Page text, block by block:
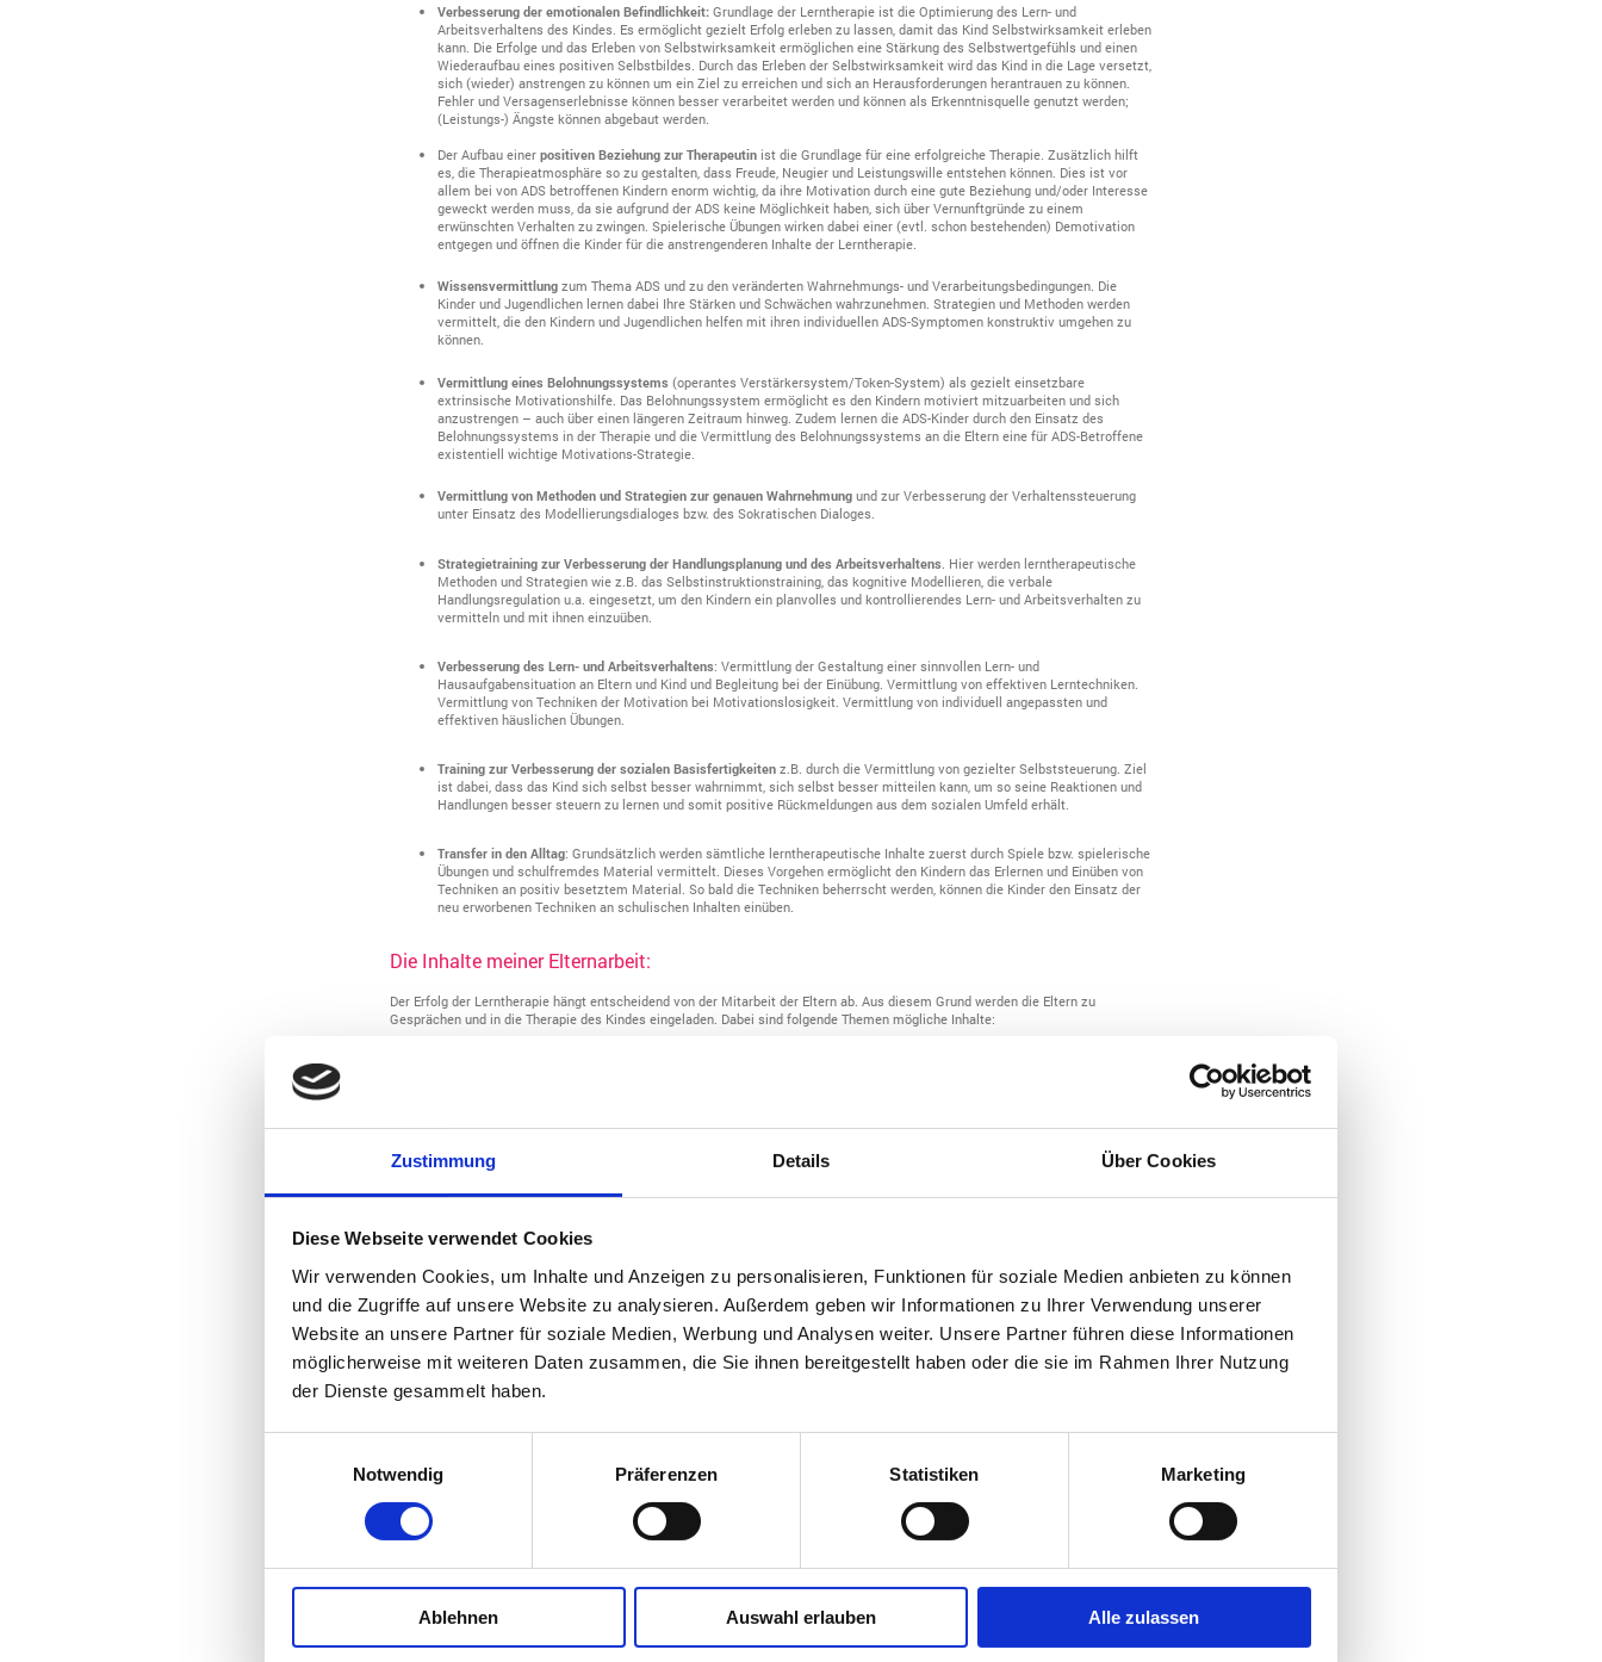
Zustimmung Details Über Cookies
Diese Webseite verwendet Cookies
Wir verwenden Cookies, um Inhalte und Anzeigen zu personalisieren, Funktionen für soziale Medien anbieten zu können
und die Zugriffe auf unsere Website zu analysieren. Außerdem geben wir Informationen zu Ihrer Verwendung unserer
Website an unsere Partner für soziale Medien, Werbung und Analysen weiter. Unsere Partner führen diese Informationen
möglicherweise mit weiteren Daten zusammen, die Sie ihnen bereitgestellt haben oder die sie im Rahmen Ihrer Nutzung
der Dienste gesammelt haben.
Notwendig
Präferenzen Statistiken Marketing
Ablehnen Auswahl erlauben Alle zulassen
Verbesserung der emotionalen Befindlichkeit:Grundlage der Lerntherapie ist die Optimierung des Lern- und
Arbeitsverhaltens des Kindes. Es ermöglicht gezielt Erfolg erleben zu lassen, damit das Kind Selbstwirksamkeit erleben
kann. Die Erfolge und das Erleben von Selbstwirksamkeit ermöglichen eine Stärkung des Selbstwertgefühls und einen
Wiederaufbau eines positiven Selbstbildes. Durch das Erleben der Selbstwirksamkeit wird das Kind in die Lage versetzt,
sich (wieder) anstrengen zu können um ein Ziel zu erreichen und sich an Herausforderungen herantrauen zu können.
Fehler und Versagenserlebnisse können besser verarbeitet werden und können als Erkenntnisquelle genutzt werden;
(Leistungs-) Ängste können abgebaut werden.
Der Aufbau einer positiven Beziehung zur Therapeutinist die Grundlage für eine erfolgreiche Therapie. Zusätzlich hilft
es, die Therapieatmosphäre so zu gestalten, dass Freude, Neugier und Leistungswille entstehen können. Dies ist vor
allem bei von ADS betroffenen Kindern enorm wichtig, da ihre Motivation durch eine gute Beziehung und/oder Interesse
geweckt werden muss, da sie aufgrund der ADS keine Möglichkeit haben, sich über Vernunftgründe zu einem
erwünschten Verhalten zu zwingen. Spielerische Übungen wirken dabei einer (evtl. schon bestehenden) Demotivation
entgegen und öffnen die Kinder für die anstrengenderen Inhalte der Lerntherapie.
Wissensvermittlungzum Thema ADS und zu den veränderten Wahrnehmungs- und Verarbeitungsbedingungen. Die
Kinder und Jugendlichen lernen dabei Ihre Stärken und Schwächen wahrzunehmen. Strategien und Methoden werden
vermittelt, die den Kindern und Jugendlichen helfen mit ihren individuellen ADS-Symptomen konstruktiv umgehen zu
können.
Vermittlung eines Belohnungssystems(operantes Verstärkersystem/Token-System) als gezielt einsetzbare
extrinsische Motivationshilfe. Das Belohnungssystem ermöglicht es den Kindern motiviert mitzuarbeiten und sich
anzustrengen – auch über einen längeren Zeitraum hinweg. Zudem lernen die ADS-Kinder durch den Einsatz des
Belohnungssystems in der Therapie und die Vermittlung des Belohnungssystems an die Eltern eine für ADS-Betroffene
existentiell wichtige Motivations-Strategie.
Vermittlung von Methoden und Strategien zur genauen Wahrnehmungund zur Verbesserung der Verhaltenssteuerung
unter Einsatz des Modellierungsdialoges bzw. des Sokratischen Dialoges.
Strategietraining zur Verbesserung der Handlungsplanung und des Arbeitsverhaltens. Hier werden lerntherapeutische
Methoden und Strategien wie z.B. das Selbstinstruktionstraining, das kognitive Modellieren, die verbale
Handlungsregulation u.a. eingesetzt, um den Kindern ein planvolles und kontrollierendes Lern- und Arbeitsverhalten zu
vermitteln und mit ihnen einzuüben.
Verbesserung des Lern- und Arbeitsverhaltens: Vermittlung der Gestaltung einer sinnvollen Lern- und
Hausaufgabensituation an Eltern und Kind und Begleitung bei der Einübung. Vermittlung von effektiven Lerntechniken.
Vermittlung von Techniken der Motivation bei Motivationslosigkeit. Vermittlung von individuell angepassten und
effektiven häuslichen Übungen.
Training zur Verbesserung der sozialen Basisfertigkeitenz.B. durch die Vermittlung von gezielter Selbststeuerung. Ziel
ist dabei, dass das Kind sich selbst besser wahrnimmt, sich selbst besser mitteilen kann, um so seine Reaktionen und
Handlungen besser steuern zu lernen und somit positive Rückmeldungen aus dem sozialen Umfeld erhält.
Transfer in den Alltag: Grundsätzlich werden sämtliche lerntherapeutische Inhalte zuerst durch Spiele bzw. spielerische
Übungen und schulfremdes Material vermittelt. Dieses Vorgehen ermöglicht den Kindern das Erlernen und Einüben von
Techniken an positiv besetztem Material. So bald die Techniken beherrscht werden, können die Kinder den Einsatz der
neu erworbenen Techniken an schulischen Inhalten einüben.
Die Inhalte meiner Elternarbeit:
Der Erfolg der Lerntherapie hängt entscheidend von der Mitarbeit der Eltern ab. Aus diesem Grund werden die Eltern zu
Gesprächen und in die Therapie des Kindes eingeladen. Dabei sind folgende Themen mögliche Inhalte:
Gerne setze ich mich mit Fachkräften in Verbindung, die mit Ihrem Kind zu tun haben – wie z.B. Lehrkräfte,
Meine Buchempfehlungen:
und Richard Guare erschienen im Verlag Hans Huber. Dieses Buch bietet eine Flut von sehr gut umsetzbaren Hilfen für
den Alltag und viele wunderbare Ideen und Anregungen! Unbedingt empfehlenswert!
"Doch unzerstörbar ist mein Wesen... Diagnose AD(H)S - Schicksal oder Chance?"
von Thilo Fitzner und Werner Stark
(Hrsg.), erschienen als Beltz Taschenbuch. Dieses Buch hilft Ihnen sich fernab von Polemik dafür wissenschaftlich
fundiert mit dem Thema AD(H)S auseinanderzusetzen.
das Lernen zu Hause.
Vandenhoeck & Ruprecht. Auch sehr gut für Eltern und Fachkräfte geeignet, um Ideen zu entwickeln, wie dem eigenen
(Therapie-) Kind geholfen werden könnte.
Eine wichtige Anmerkung zum Verstärkersystem:
Das Verstärkersystem zu verstehen ist unabdingbar, um Menschen mit AD(H)S gut begleiten zu können. Ein
beständiges Missverständnis ist, dass eine Belohnung für etwas gegeben wird, was das Kind im Sinne der Eltern,
auf Willkür und Ausleben einer Machtposition beruht.Weitere Gedanken zum letzten Punkt können Sie bei Jorge und